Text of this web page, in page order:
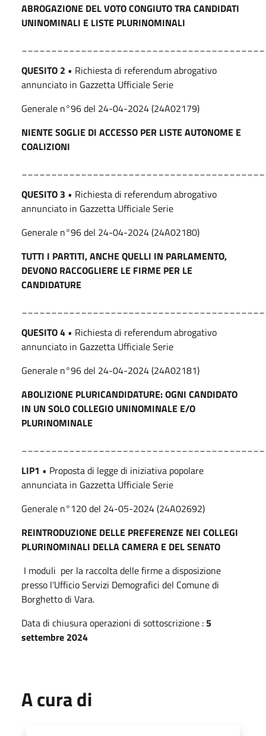
ABROGAZIONE DEL VOTO CONGIUTO TRA CANDIDATI
UNINOMINALI E LISTE PLURINOMINALI
QUESITO 2 • Richiesta di referendum abrogativo
annunciato in Gazzetta Ufficiale Serie
Generale n°96 del 24-04-2024 (24A02179)
NIENTE SOGLIE DI ACCESSO PER LISTE AUTONOME E
COALIZIONI
QUESITO 3 • Richiesta di referendum abrogativo
annunciato in Gazzetta Ufficiale Serie
Generale n°96 del 24-04-2024 (24A02180)
TUTTI I PARTITI, ANCHE QUELLI IN PARLAMENTO,
DEVONO RACCOGLIERE LE FIRME PER LE
CANDIDATURE
QUESITO 4 • Richiesta di referendum abrogativo
annunciato in Gazzetta Ufficiale Serie
Generale n°96 del 24-04-2024 (24A02181)
ABOLIZIONE PLURICANDIDATURE: OGNI CANDIDATO
IN UN SOLO COLLEGIO UNINOMINALE E/O
PLURINOMINALE
LIP1 • Proposta di legge di iniziativa popolare
annunciata in Gazzetta Ufficiale Serie
Generale n°120 del 24-05-2024 (24A02692)
REINTRODUZIONE DELLE PREFERENZE NEI COLLEGI
PLURINOMINALI DELLA CAMERA E DEL SENATO
I moduli per la raccolta delle firme a disposizione
presso l’Ufficio Servizi Demografici del Comune di
Borghetto di Vara.
Data di chiusura operazioni di sottoscrizione : 5
settembre 2024
A cura di